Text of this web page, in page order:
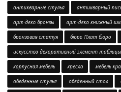
антикварные стулья антикварный
арт-деко бронзы арт-деко книжный
бронзовая статуя бюро Плат бюро
искусство декоративный элемент таблицы
корпусная мебель кресла мебель
обеденные стулья обеденный стол